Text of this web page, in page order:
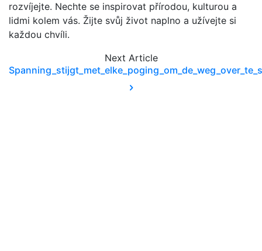
rozvíjejte. Nechte se inspirovat přírodou, kulturou a
lidmi kolem vás. Žijte svůj život naplno a užívejte si
každou chvíli.
Next Article